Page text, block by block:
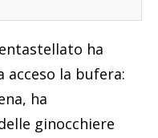
ha
acceso la bufera:
ha
ginocchiere